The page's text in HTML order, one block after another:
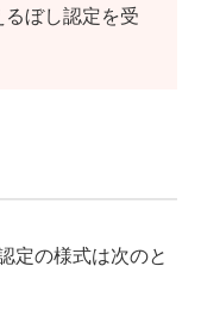
ぼし認定を受
定の様式は次のと